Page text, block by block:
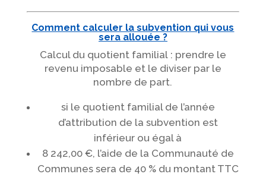
Comment calculer la subvention qui vous
sera allouée ?
Calcul du quotient familial : prendre le
revenu imposable et le diviser par le
nombre de part.
si le quotient familial de l’année
d’attribution de la subvention est
inférieur ou égal à
8 242,00 €, l’aide de la Communauté de
Communes sera de 40 % du montant TTC